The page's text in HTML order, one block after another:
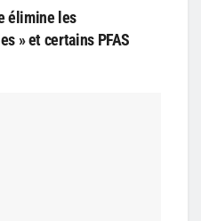
élimine les
» et certains PFAS